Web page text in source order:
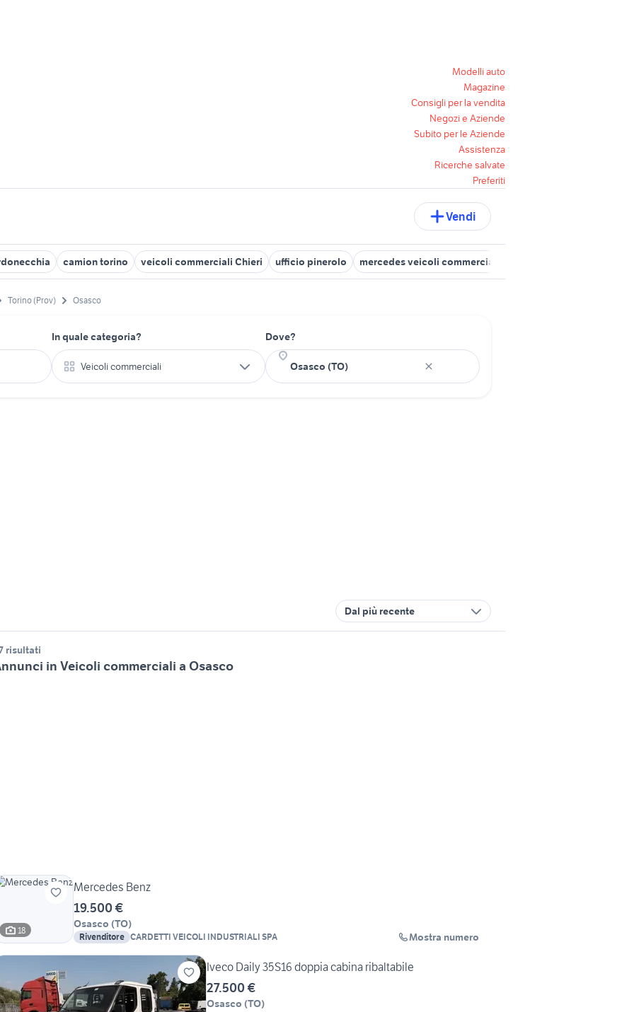
Modelli auto
Magazine
Consigli per la vendita
Negozi e Aziende
Subito per le Aziende
Assistenza
Ricerche salvate
Preferiti
Vendi
camion torino veicoli commerciali Chieri ufficio pinerolo mercedes veicoli commerciali Torino provincia
Torino (Prov) Osasco
In quale categoria?
Veicoli commerciali
Dove?
Dal più recente
risultati
in Veicoli commerciali a Osasco
18
Mercedes Benz
19.500 €
Osasco (TO)
Rivenditore CARDETTI VEICOLI INDUSTRIALI SPA Mostra numero
Iveco Daily 35S16 doppia cabina ribaltabile
27.500 €
Osasco (TO)